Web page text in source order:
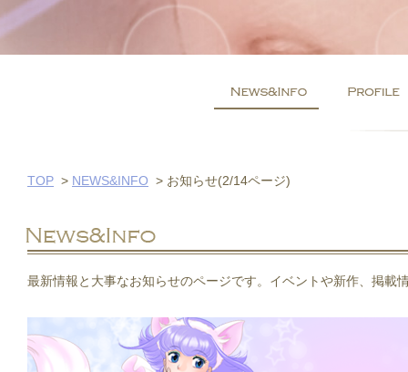
TOP > NEWS&INFO > お知らせ(2/14ページ)
最新情報と大事なお知らせのページです。イベントや新作、掲載